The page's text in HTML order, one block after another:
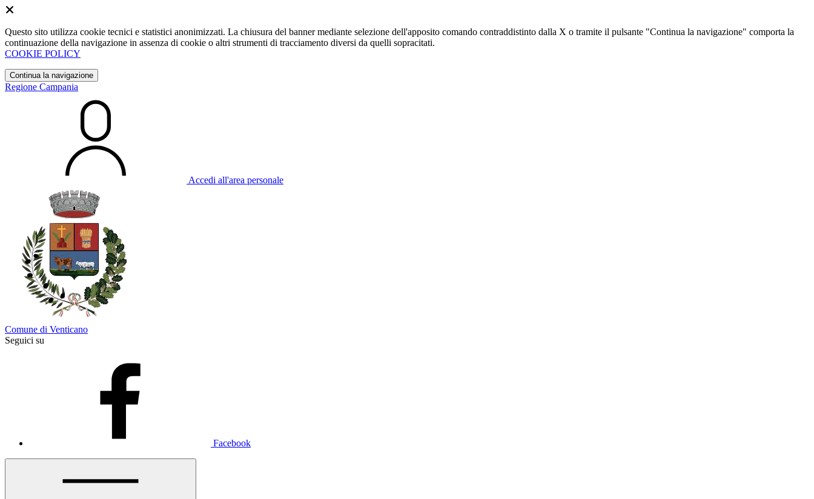
Questo sito utilizza cookie tecnici e statistici anonimizzati. La chiusura del banner mediante selezione dell'apposito comando contraddistinto dalla X o tramite il pulsante "Continua la navigazione" comporta la
continuazione della navigazione in assenza di cookie o altri strumenti di tracciamento diversi da quelli sopracitati.
COOKIE POLICY
Continua la navigazione
Regione Campania
Accedi all'area personale
Comune di Venticano
Seguici su
Facebook